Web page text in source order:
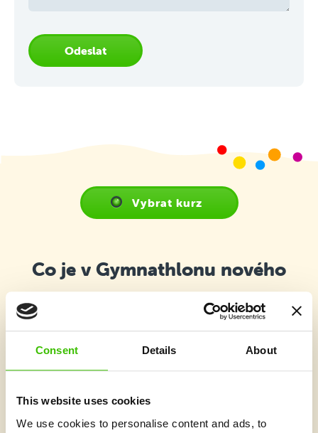
Consent Details About
This website uses cookies
We use cookies to personalise content and ads, to
Odeslat
Vybrat kurz
Co je v Gymnathlonu nového